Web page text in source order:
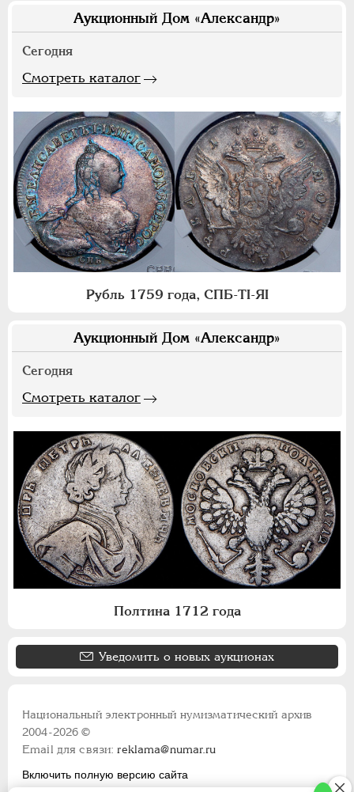
Аукционный Дом «Александр»
Сегодня
Смотреть каталог
Рубль 1759 года, СПБ-ТI-ЯI
Аукционный Дом «Александр»
Сегодня
Смотреть каталог
Полтина 1712 года
Уведомить о новых аукционах
Национальный электронный нумизматический архив
2004-2026 ©
Email для связи:reklama@numar.ru
Включить полную версию сайта